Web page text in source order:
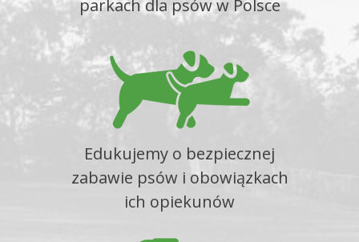
parkach dla psów w Polsce
Edukujemy o bezpiecznej
zabawie psów i obowiązkach
ich opiekunów